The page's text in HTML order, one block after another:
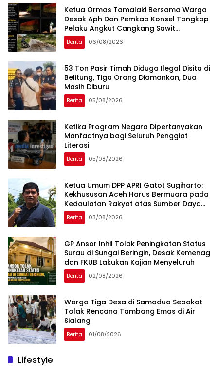
Ketua Ormas Tamalaki Bersama Warga
Desak Aph Dan Pemkab Konsel Tangkap
Pelaku Angkut Cangkang Sawit
Overload, Truk PT KAP Melintas Jalan
Umum
Berita 06/08/2026
53 Ton Pasir Timah Diduga Ilegal Disita di
Belitung, Tiga Orang Diamankan, Dua
Masih Diburu
Berita 05/08/2026
Ketika Program Negara Dipertanyakan
Manfaatnya bagi Seluruh Penggiat
Literasi
Berita 05/08/2026
Ketua Umum DPP APRI Gatot Sugiharto:
Kekhususan Aceh Harus Bermuara pada
Kedaulatan Rakyat atas Sumber Daya
Alam
Berita 03/08/2026
GP Ansor Inhil Tolak Peningkatan Status
Surau di Sungai Beringin, Desak Kemenag
dan FKUB Lakukan Kajian Menyeluruh
Berita 02/08/2026
Warga Tiga Desa di Samadua Sepakat
Tolak Rencana Tambang Emas di Air
Sialang
Berita 01/08/2026
Lifestyle